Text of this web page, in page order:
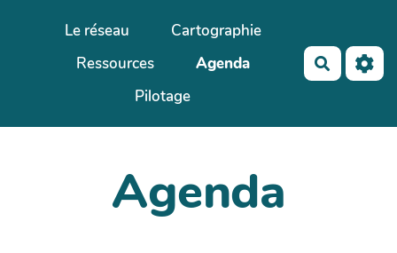
Aller au contenu principal
Le réseau
Cartographie
Ressources
Agenda
Pilotage
Agenda